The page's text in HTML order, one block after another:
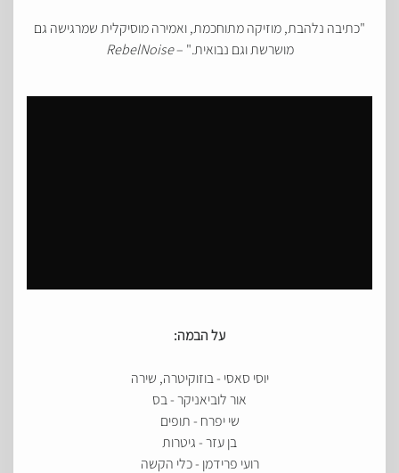
"כתיבה נלהבת, מוזיקה מתוחכמת, ואמירה מוסיקלית שמרגישה גם
מושרשת וגם נבואית." –RebelNoise
על הבמה:
יוסי סאסי - בוזוקיטרה, שירה
אור לוביאניקר - בס
שי יפרח - תופים
בן עזר - גיטרות
רועי פרידמן - כלי הקשה